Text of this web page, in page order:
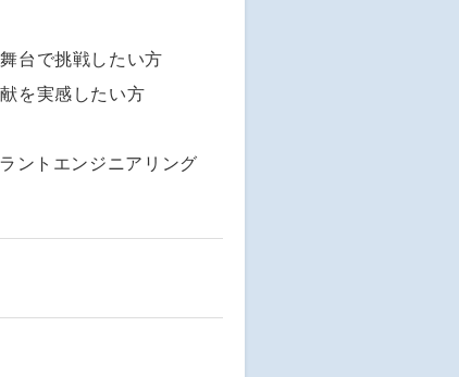
台で挑戦したい方
を実感したい方
ントエンジニアリング